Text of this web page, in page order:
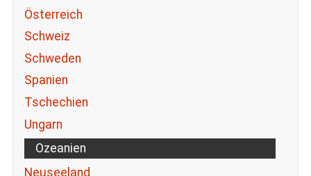
Österreich
Schweiz
Schweden
Spanien
Tschechien
Ungarn
Ozeanien
Neuseeland